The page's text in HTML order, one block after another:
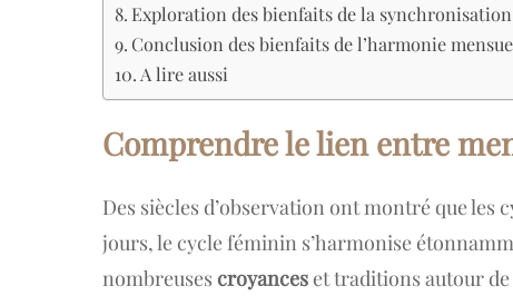
Exploration des bienfaits de la synchronisation
Conclusion des bienfaits de l’harmonie
A lire aussi
Comprendre le lien entre
Des siècles d’observation ont montré que
jours, le cycle féminin s’harmonise
nombreuses croyances et traditions autour